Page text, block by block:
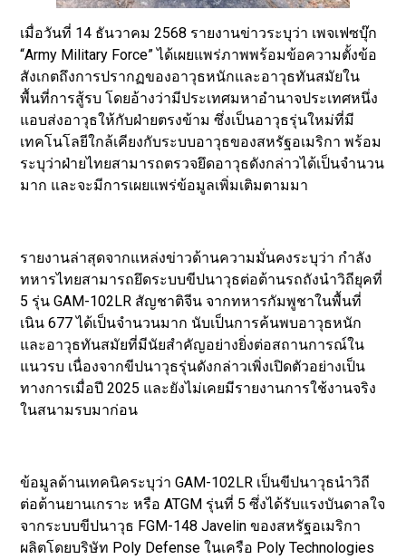
เมื่อวันที่ 14 ธันวาคม 2568 รายงานข่าวระบุว่า เพจเฟซบุ๊ก
“Army Military Force” ได้เผยแพร่ภาพพร้อมข้อความตั้งข้อ
สังเกตถึงการปรากฏของอาวุธหนักและอาวุธทันสมัยใน
พื้นที่การสู้รบ โดยอ้างว่ามีประเทศมหาอำนาจประเทศหนึ่ง
แอบส่งอาวุธให้กับฝ่ายตรงข้าม ซึ่งเป็นอาวุธรุ่นใหม่ที่มี
เทคโนโลยีใกล้เคียงกับระบบอาวุธของสหรัฐอเมริกา พร้อม
ระบุว่าฝ่ายไทยสามารถตรวจยึดอาวุธดังกล่าวได้เป็นจำนวน
มาก และจะมีการเผยแพร่ข้อมูลเพิ่มเติมตามมา
รายงานล่าสุดจากแหล่งข่าวด้านความมั่นคงระบุว่า กำลัง
ทหารไทยสามารถยึดระบบขีปนาวุธต่อต้านรถถังนำวิถียุคที่
5 รุ่น GAM-102LR สัญชาติจีน จากทหารกัมพูชาในพื้นที่
เนิน 677 ได้เป็นจำนวนมาก นับเป็นการค้นพบอาวุธหนัก
และอาวุธทันสมัยที่มีนัยสำคัญอย่างยิ่งต่อสถานการณ์ใน
แนวรบ เนื่องจากขีปนาวุธรุ่นดังกล่าวเพิ่งเปิดตัวอย่างเป็น
ทางการเมื่อปี 2025 และยังไม่เคยมีรายงานการใช้งานจริง
ในสนามรบมาก่อน
ข้อมูลด้านเทคนิคระบุว่า GAM-102LR เป็นขีปนาวุธนำวิถี
ต่อต้านยานเกราะ หรือ ATGM รุ่นที่ 5 ซึ่งได้รับแรงบันดาลใจ
จากระบบขีปนาวุธ FGM-148 Javelin ของสหรัฐอเมริกา
ผลิตโดยบริษัท Poly Defense ในเครือ Poly Technologies